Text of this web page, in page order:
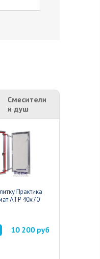
Смесители
и душ
Практика
АТР 40x70
10 200 руб